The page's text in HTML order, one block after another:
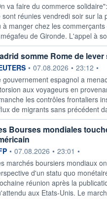
va faire du commerce
sont réunies vendredi soir sur la
à manger chez les
de Gironde. L'appel à
somme Rome de
fournie par
• 07.08.2026 • 23:12 •
gouvernement espagnol a
aux voyageurs en
les contrôles frontaliers
de migrants sans précédent
Bourses mondiales
fournie par
• 07.08.2026 • 23:01 •
marchés boursiers mondiaux
d'un statu quo
réunion après la
aux Etats-Unis. Le